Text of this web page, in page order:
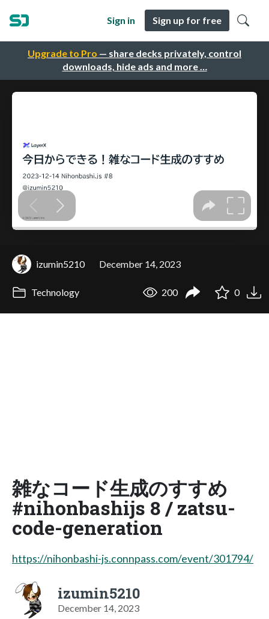
Upgrade to Pro — share decks privately, control
downloads, hide ads and more …
Sign in Sign up for free
izumin5210 December 14, 2023
Technology 200 0
雑なコード生成のすすめ
#nihonbashijs 8 / zatsu-
code-generation
https://nihonbashi-js.connpass.com/event/301794/
izumin5210
December 14, 2023